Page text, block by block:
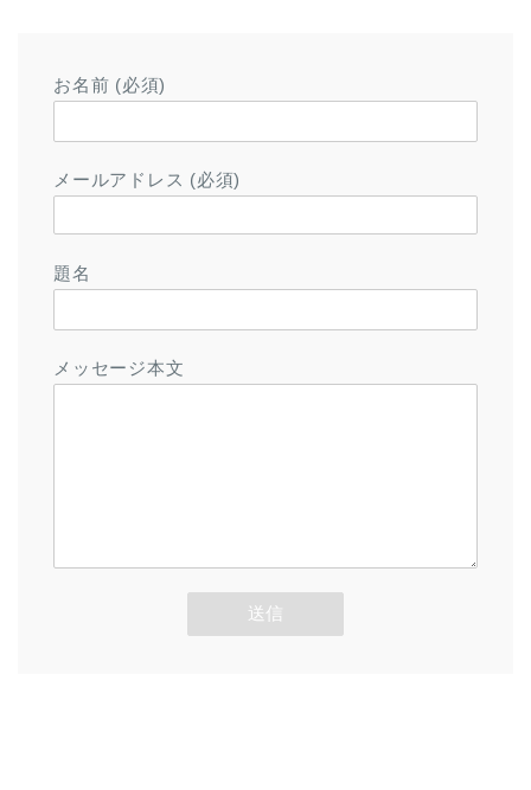
お名前 (必須)
メールアドレス (必須)
題名
メッセージ本文